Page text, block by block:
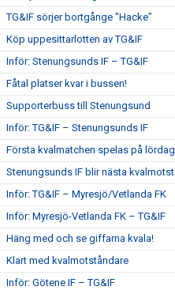
TG&IF sörjer bortgånge ”Hacke”
Köp uppesittarlotten av TG&IF
Inför: Stenungsunds IF – TG&IF
Fåtal platser kvar i bussen!
Supporterbuss till Stenungsund
Inför: TG&IF – Stenungsunds IF
Första kvalmatchen spelas på lördag
Stenungsunds IF blir nästa
Inför: TG&IF – Myresjö/Vetlanda FK
Inför: Myresjö-Vetlanda FK – TG&IF
Häng med och se giffarna kvala!
Klart med kvalmotståndare
Inför: Götene IF – TG&IF